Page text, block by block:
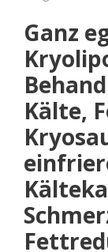
Ganz
Kälte,